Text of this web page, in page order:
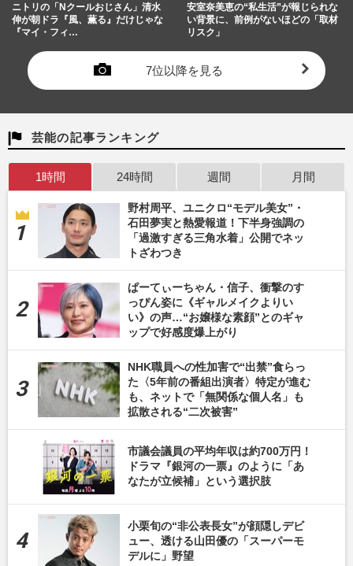
ニトリの「Nクールおじさん」清水
伸が朝ドラ『風、薫る』だけじゃな
『マイ・フィ…
安室奈美恵の“私生活”が報じられな
い背景に、前例がないほどの「取材
リスク」
7位以降を見る
芸能の記事ランキング
1時間 24時間 週間 月間
野村周平、ユニクロ“モデル美女”・
石田夢実と熱愛報道！下半身強調の
「過激すぎる三角水着」公開でネッ
トざわつき
ぱーてぃーちゃん・信子、衝撃のす
っぴん姿に《ギャルメイクよりい
い》の声…“お嬢様な素顔”とのギャ
ップで好感度爆上がり
NHK職員への性加害で“出禁”食らっ
た〈5年前の番組出演者〉特定が進む
も、ネットで「無関係な個人名」も
拡散される“二次被害”
市議会議員の平均年収は約700万円！
ドラマ『銀河の一票』のように「あ
なたが立候補」という選択肢
小栗旬の“非公表長女”が顔隠しデビ
ュー、透ける山田優の「スーパーモ
デルに」野望